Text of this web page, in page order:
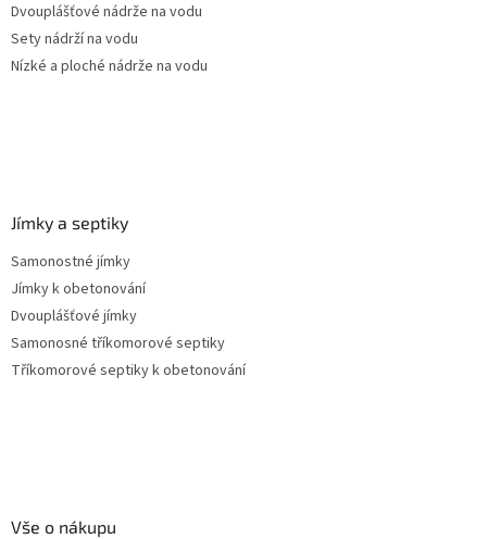
Dvouplášťové nádrže na vodu
Sety nádrží na vodu
Nízké a ploché nádrže na vodu
Jímky a septiky
Samonostné jímky
Jímky k obetonování
Dvouplášťové jímky
Samonosné tříkomorové septiky
Tříkomorové septiky k obetonování
Vše o nákupu